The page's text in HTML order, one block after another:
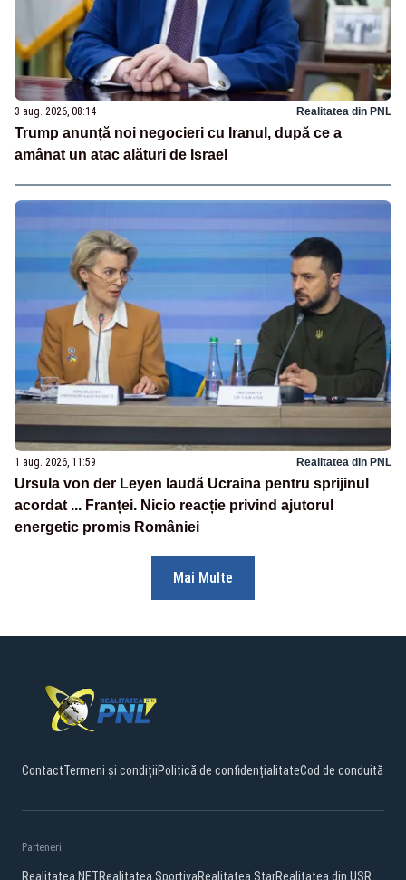
3 aug. 2026, 08:14 Realitatea din PNL
Trump anunță noi negocieri cu Iranul, după ce a
amânat un atac alături de Israel
1 aug. 2026, 11:59 Realitatea din PNL
Ursula von der Leyen laudă Ucraina pentru sprijinul
acordat ... Franței. Nicio reacție privind ajutorul
energetic promis României
Mai Multe
ContactTermeni și condițiiPolitică de confidențialitateCod de conduită
Parteneri:
Realitatea.NETRealitatea SportivaRealitatea StarRealitatea din USR